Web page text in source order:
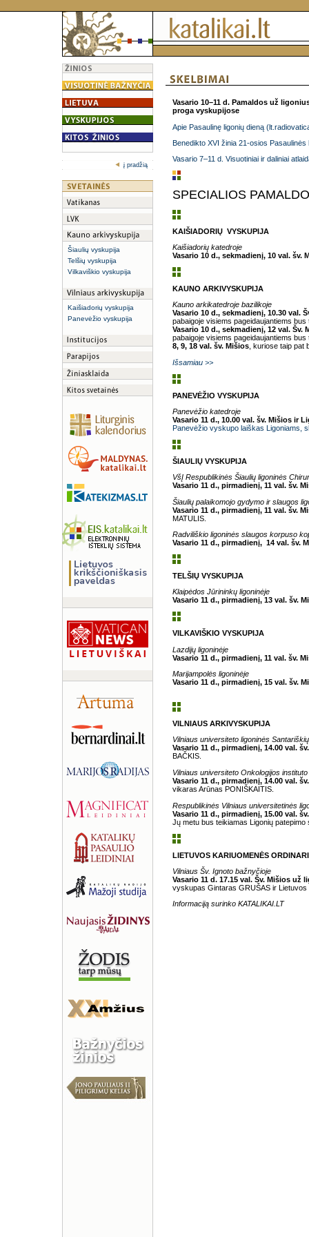
į pradžią
Šiaulių vyskupija
Telšių vyskupija
Vilkaviškio vyskupija
Kaišiadorių vyskupija
Panevėžio vyskupija
Vasario 10–11 d. Pamaldos už
proga vyskupijose
Apie Pasaulinę ligonių dieną
Benedikto XVI žinia 21-osios
Vasario 7–11 d. Visuotiniai ir daliniai
SPECIALIOS
KAIŠIADORIŲ VYSKUPIJA
Kaišiadorių katedroje
Vasario 10 d., sekmadienį, 10 val. šv.
KAUNO ARKIVYSKUPIJA
Kauno arkikatedroje bazilikoje
Vasario 10 d., sekmadienį, 10.30 val.
pabaigoje visiems pageidaujantiems
Vasario 10 d., sekmadienį, 12 val. Šv.
pabaigoje visiems pageidaujantiems
8, 9, 18 val. šv. Mišios , kuriose taip
Išsamiau >>
PANEVĖŽIO VYSKUPIJA
Panevėžio katedroje
Vasario 11 d., 10.00 val. šv. Mišios ir
Panevėžio vyskupo laiškas Ligoniams,
ŠIAULIŲ VYSKUPIJA
VšĮ Respublikinės Šiaulių ligoninės
Vasario 11 d., pirmadienį, 11 val. šv.
Šiaulių palaikomojo gydymo ir slaugos
Vasario 11 d., pirmadienį, 11 val. šv.
MATULIS.
Radviliškio ligoninės slaugos korpuso
Vasario 11 d., pirmadienį, 14 val. šv.
TELŠIŲ VYSKUPIJA
Klaipėdos Jūrininkų ligoninėje
Vasario 11 d., pirmadienį, 13 val. šv.
VILKAVIŠKIO VYSKUPIJA
Lazdijų ligoninėje
Vasario 11 d., pirmadienį, 11 val. šv.
Marijampolės ligoninėje
Vasario 11 d., pirmadienį, 15 val. šv.
VILNIAUS ARKIVYSKUPIJA
Vilniaus universiteto ligoninės
Vasario 11 d., pirmadienį, 14.00 val.
BAČKIS.
Vilniaus universiteto Onkologijos
Vasario 11 d., pirmadienį, 14.00 val.
vikaras Arūnas PONIŠKAITIS.
Respublikinės Vilniaus universitetinės
Vasario 11 d., pirmadienį, 15.00 val.
Jų metu bus teikiamas Ligonių patepimo
LIETUVOS KARIUOMENĖS
Vilniaus Šv. Ignoto bažnyčioje
Vasario 11 d. 17.15 val. Šv. Mišios
vyskupas Gintaras GRUŠAS ir Lietuvos
Informaciją surinko KATALIKAI.LT